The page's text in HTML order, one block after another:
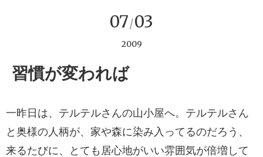
07/03
2009
習慣が変われば
一昨日は、テルテルさんの山小屋へ。テルテルさん
と奥様の人柄が、家や森に染み入ってるのだろう、
来るたびに、とても居心地がいい雰囲気が倍増して